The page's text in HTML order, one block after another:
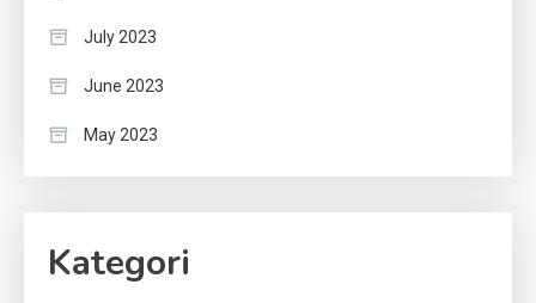
July 2023
June 2023
May 2023
Kategori